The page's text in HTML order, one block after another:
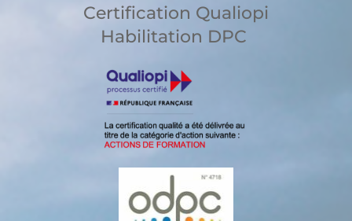
Certification Qualiopi
Habilitation DPC